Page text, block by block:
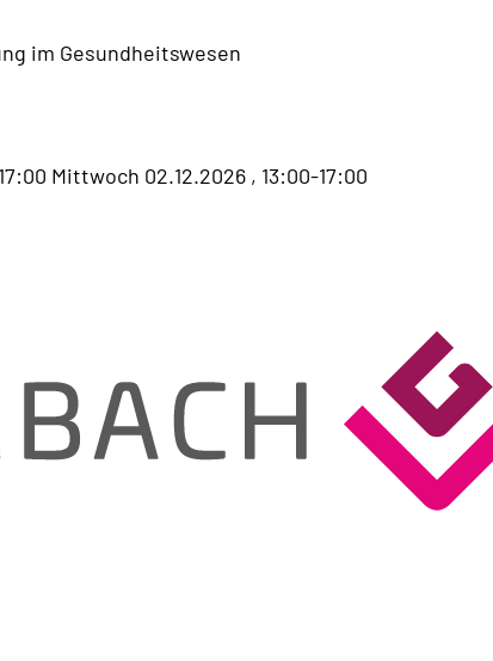
im Gesundheitswesen
Mittwoch 02.12.2026 , 13:00-17:00